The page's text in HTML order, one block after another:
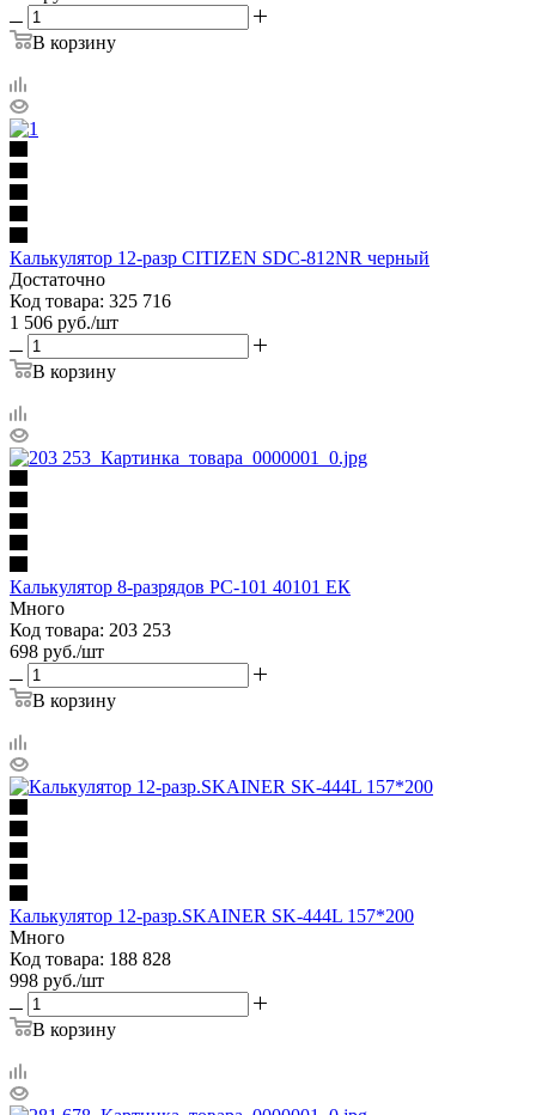
В корзину
Калькулятор 12-разр CITIZEN SDC-812NR черный
Достаточно
Код товара: 325 716
1 506 руб./шт
В корзину
Калькулятор 8-разрядов PC-101 40101 ЕК
Много
Код товара: 203 253
698 руб./шт
В корзину
Калькулятор 12-разр.SKAINER SK-444L 157*200
Много
Код товара: 188 828
998 руб./шт
В корзину